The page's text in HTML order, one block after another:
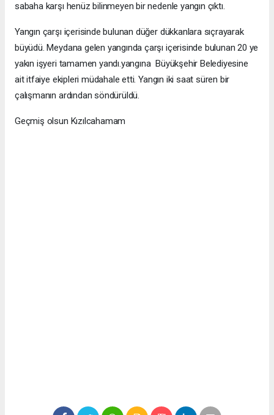
sabaha karşı henüz bilinmeyen bir nedenle yangın çıktı.
Yangın çarşı içerisinde bulunan düğer dükkanlara sıçrayarak
büyüdü. Meydana gelen yangında çarşı içerisinde bulunan 20 ye
yakın işyeri tamamen yandı.yangına Büyükşehir Belediyesine
ait itfaiye ekipleri müdahale etti. Yangın iki saat süren bir
çalışmanın ardından söndürüldü.
Geçmiş olsun Kızılcahamam